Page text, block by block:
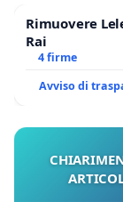
Rimuovere
Rai
4 firme
Avviso di